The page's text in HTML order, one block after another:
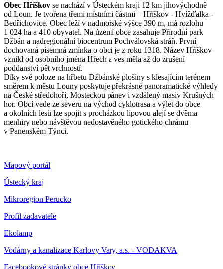
Obec Hříškov se nachází v Ústeckém kraji 12 km jihovýchodně
od Loun. Je tvořena třemi místními částmi – Hříškov - Hvížďalka -
Bedřichovice. Obec leží v nadmořské výšce 390 m, má rozlohu
1 024 ha a 410 obyvatel. Na území obce zasahuje Přírodní park
Džbán a nadregionální biocentrum Pochválovská stráň. První
dochovaná písemná zmínka o obci je z roku 1318. Název Hříškov
vznikl od osobního jména Hřech a ves měla až do zrušení
poddanství pět vrchností.
Díky své poloze na hřbetu Džbánské plošiny s klesajícím terénem
směrem k městu Louny poskytuje překrásné panoramatické výhledy
na České středohoří, Mosteckou pánev i vzdálený masiv Krušných
hor. Obcí vede ze severu na východ cyklotrasa a výlet do obce
a okolních lesů lze spojit s procházkou lipovou alejí se dvěma
menhiry nebo návštěvou nedostavěného gotického chrámu
v Panenském Týnci.
Mapový portál
Ústecký kraj
Mikroregion Perucko
Profil zadavatele
Ekolamp
Vodárny a kanalizace Karlovy Vary, a.s. - VODAKVA
Facebookové stránky obce Hříškov